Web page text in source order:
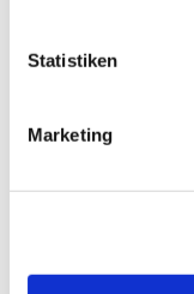
Statistiken
Marketing